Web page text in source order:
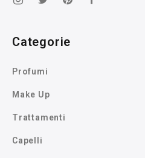
Categorie
Profumi
Make Up
Trattamenti
Capelli